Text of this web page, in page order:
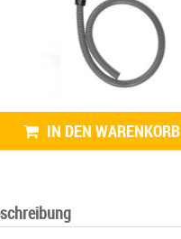
IN DEN WARENKORB